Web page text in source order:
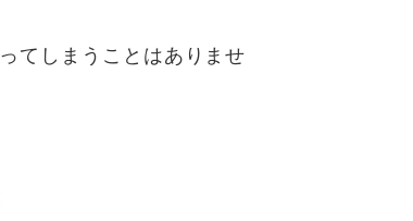
てしまうことはありませ